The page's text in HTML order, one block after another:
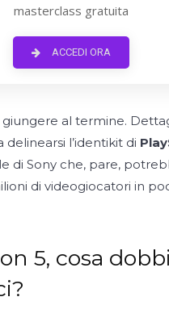
masterclass gratuita
ACCEDI ORA
giungere al termine.
delinearsi l’identikit di
di Sony che, pare,
di videogiocatori in
5, cosa